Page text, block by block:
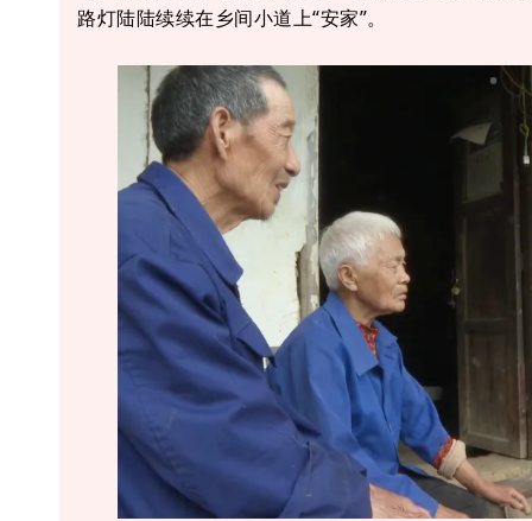
路灯陆陆续续在乡间小道上“安家”。